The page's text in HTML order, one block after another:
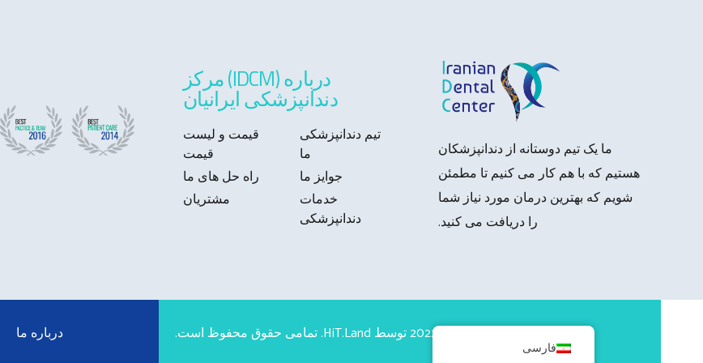
ما یک تیم دوستانه از دندانپزشکان
هستیم که با هم کار می کنیم تا مطمئن
شویم که بهترین درمان مورد نیاز شما
را دریافت می کنید.
درباره (IDCM) مرکز
دندانپزشکی ایرانیان
تیم دندانپزشکی
ما
قیمت و لیست
قیمت
جوایز ما
راه حل های ما
خدمات
دندانپزشکی
مشتریان
حق چاپ 2022 توسط HiT.Land. تمامی حقوق محفوظ است. درباره ما
فارسی